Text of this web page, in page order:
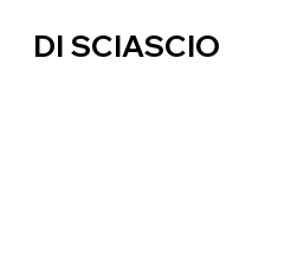
DI SCIASCIO